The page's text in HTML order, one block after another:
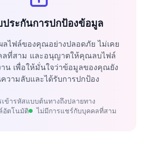
ประกันการปกป้องข้อมูล
ลไฟล์ของคุณอย่างปลอดภัย ไม่เคย
ลที่สาม และอนุญาตให้คุณลบไฟล์
าน เพื่อให้มั่นใจว่าข้อมูลของคุณยัง
ความลับและได้รับการปกป้อง
เข้ารหัสแบบต้นทางถึงปลายทาง
อัตโนมัติ
ไม่มีการแชร์กับบุคคลที่สาม